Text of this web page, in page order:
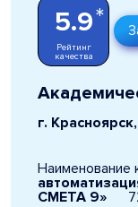
5.9*
Рейтинг
качества
г.
Наименование
СМЕТА 9»